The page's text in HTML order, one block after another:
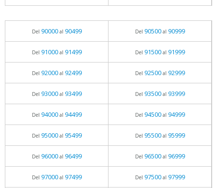
Del 90000al 90499 Del 90500al 90999
Del 91000al 91499 Del 91500al 91999
Del 92000al 92499 Del 92500al 92999
Del 93000al 93499 Del 93500al 93999
Del 94000al 94499 Del 94500al 94999
Del 95000al 95499 Del 95500al 95999
Del 96000al 96499 Del 96500al 96999
Del 97000al 97499 Del 97500al 97999